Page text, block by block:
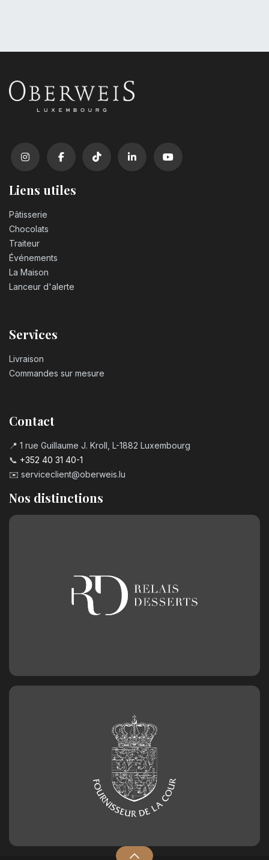
Liens utiles
Pâtisserie
Chocolats
Traiteur
Événements
La Maison
Lanceur d'alerte
Services
Livraison
Commandes sur mesure
Contact
📍 1 rue Guillaume J. Kroll, L-1882 Luxembourg
📞 +352 40 31 40-1
✉️ serviceclient@oberweis.lu
Nos distinctions